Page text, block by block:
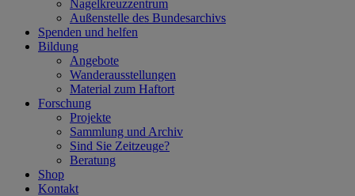
Nagelkreuzzentrum
Außenstelle des Bundesarchivs
Spenden und helfen
Bildung
Angebote
Wanderausstellungen
Material zum Haftort
Forschung
Projekte
Sammlung und Archiv
Sind Sie Zeitzeuge?
Beratung
Shop
Kontakt